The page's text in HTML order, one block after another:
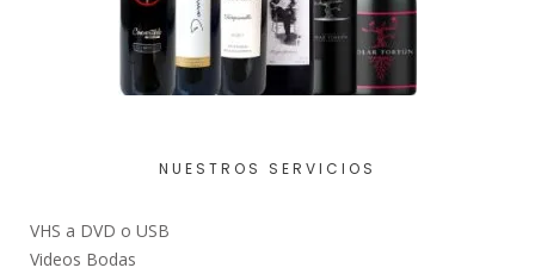
NUESTROS SERVICIOS
VHS a DVD o USB
Videos Bodas